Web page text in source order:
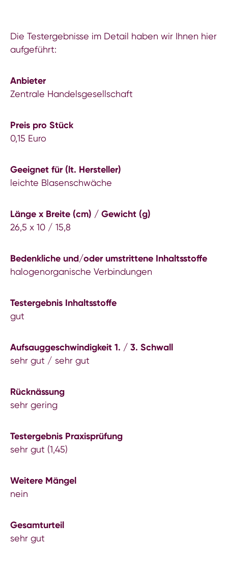
Die Testergebnisse im Detail haben wir Ihnen hier
aufgeführt:
Anbieter
Zentrale Handelsgesellschaft
Preis pro Stück
0,15 Euro
Geeignet für (lt. Hersteller)
leichte Blasenschwäche
Länge x Breite (cm) / Gewicht (g)
26,5 x 10 / 15,8
Bedenkliche und/oder umstrittene Inhaltsstoffe
halogenorganische Verbindungen
Testergebnis Inhaltsstoffe
gut
Aufsauggeschwindigkeit 1. / 3. Schwall
sehr gut / sehr gut
Rücknässung
sehr gering
Testergebnis Praxisprüfung
sehr gut (1,45)
Weitere Mängel
nein
Gesamturteil
sehr gut